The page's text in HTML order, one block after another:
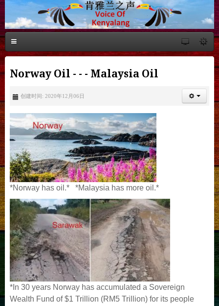
Norway Oil - - - Malaysia Oil
创建时间: 2020年12月06日
*Norway has oil.* *Malaysia has more oil.*
*In 30 years Norway has accumulated a Sovereign
Wealth Fund of $1 Trillion (RM5 Trillion) for its people